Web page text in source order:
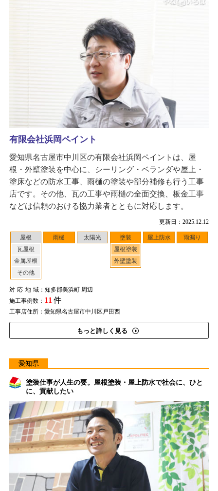
更新日：2025.12.12
屋根
瓦屋根
金属屋根
その他
雨樋 太陽光
塗装
屋根塗装
外壁塗装
屋上防水 雨漏り
対応地域：知多郡美浜町 周辺
施工事例数： 11 件
工事店住所：愛知県名古屋市中川区戸田西
もっと詳しく見る
有限会社浜岡ペイント
愛知県名古屋市中川区の有限会社浜岡ペイントは、屋
根・外壁塗装を中心に、シーリング・ベランダや屋上・
塗床などの防水工事、雨樋の塗装や部分補修も行う工事
店です。その他、瓦の工事や雨樋の全面交換、板金工事
などは信頼のおける協力業者とともに対応します。
愛知県
塗装仕事が人生の要。屋根塗装・屋上防水で社会に、ひと
に、貢献したい